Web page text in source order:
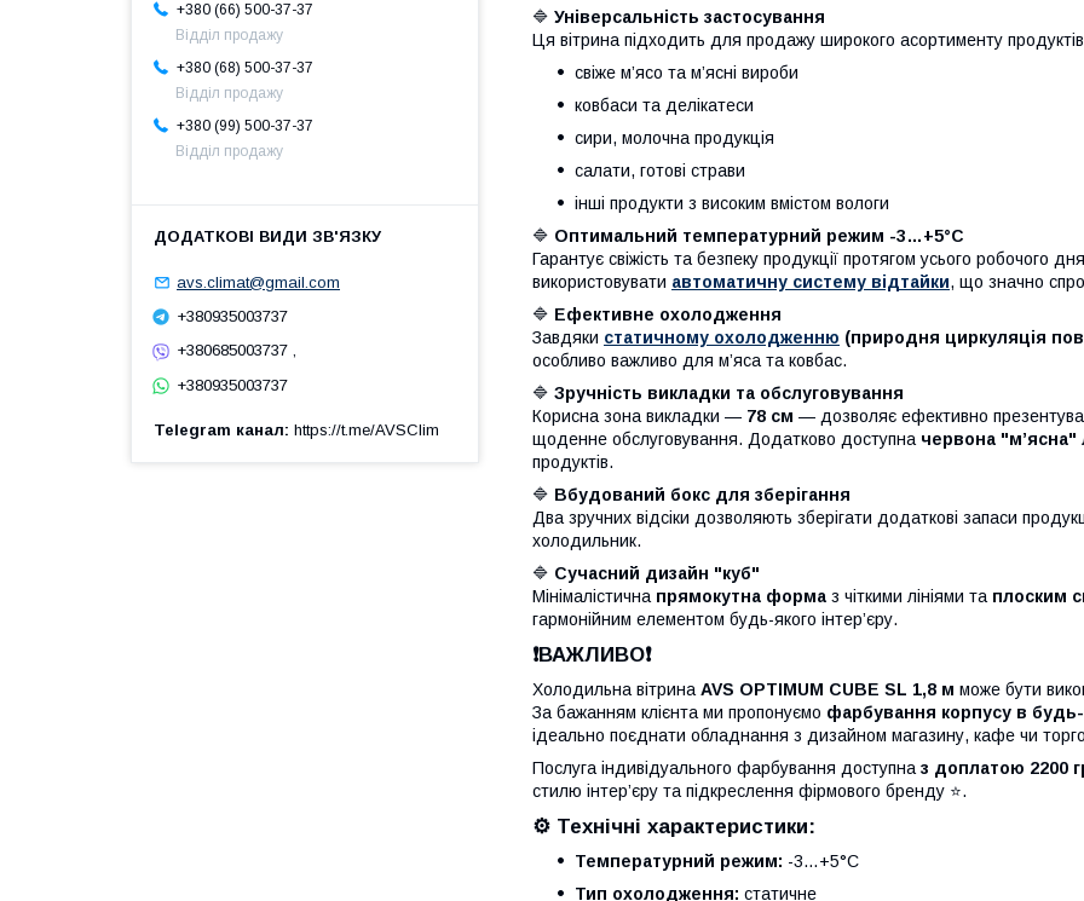
🔷 Універсальність застосування
Ця вітрина підходить для продажу широкого асортименту
свіже м’ясо та м’ясні вироби
ковбаси та делікатеси
сири, молочна продукція
салати, готові страви
інші продукти з високим вмістом вологи
🔷 Оптимальний температурний режим -3…+5°C
Гарантує свіжість та безпеку продукції протягом усього робочого
використовувати автоматичну систему відтайки, що значно
🔷 Ефективне охолодження
Завдяки статичному охолодженню (природня циркуляція
особливо важливо для м’яса та ковбас.
🔷 Зручність викладки та обслуговування
Корисна зона викладки — 78 см — дозволяє ефективно
щоденне обслуговування. Додатково доступна червона "м’ясна"
продуктів.
🔷 Вбудований бокс для зберігання
Два зручних відсіки дозволяють зберігати додаткові запаси
холодильник.
🔷 Сучасний дизайн "куб"
Мінімалістична прямокутна форма з чіткими лініями та плоским
гармонійним елементом будь-якого інтер’єру.
❗️ВАЖЛИВО❗️
Холодильна вітринаAVS OPTIMUM CUBE SL 1,8 м може бути
За бажанням клієнта ми пропонуємо фарбування корпусу в будь-
ідеально поєднати обладнання з дизайном магазину, кафе чи
Послуга індивідуального фарбування доступназ доплатою 2200
стилю інтер’єру та підкреслення фірмового бренду ⭐️.
⚙️ Технічні характеристики:
Температурний режим: -3…+5°C
Тип охолодження: статичне
+380 (66) 500-37-37
Відділ продажу
+380 (68) 500-37-37
Відділ продажу
+380 (99) 500-37-37
Відділ продажу
avs.climat@gmail.com
+380935003737
+380685003737 ,
+380935003737
Telegram канал https://t.me/AVSClim